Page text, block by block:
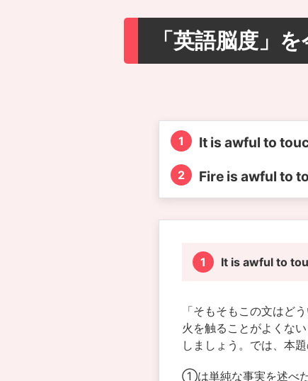
「英語脳度」
It is awful to
Fire is awful to
It is awful to
「そもそもこの文はど
火を触ることがよくな
しましょう。 では、本
①は単純な事実を述べ